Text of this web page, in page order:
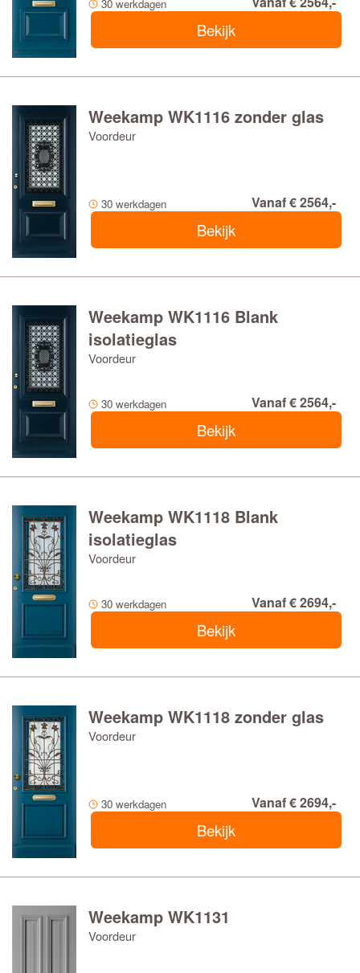
30 werkdagen
Bekijk
Weekamp WK1116 zonder glas
Voordeur
30 werkdagen Vanaf € 2564,-
Bekijk
Weekamp WK1116 Blank
isolatieglas
Voordeur
30 werkdagen Vanaf € 2564,-
Bekijk
Weekamp WK1118 Blank
isolatieglas
Voordeur
30 werkdagen Vanaf € 2694,-
Bekijk
Weekamp WK1118 zonder glas
Voordeur
30 werkdagen Vanaf € 2694,-
Bekijk
Weekamp WK1131
Voordeur